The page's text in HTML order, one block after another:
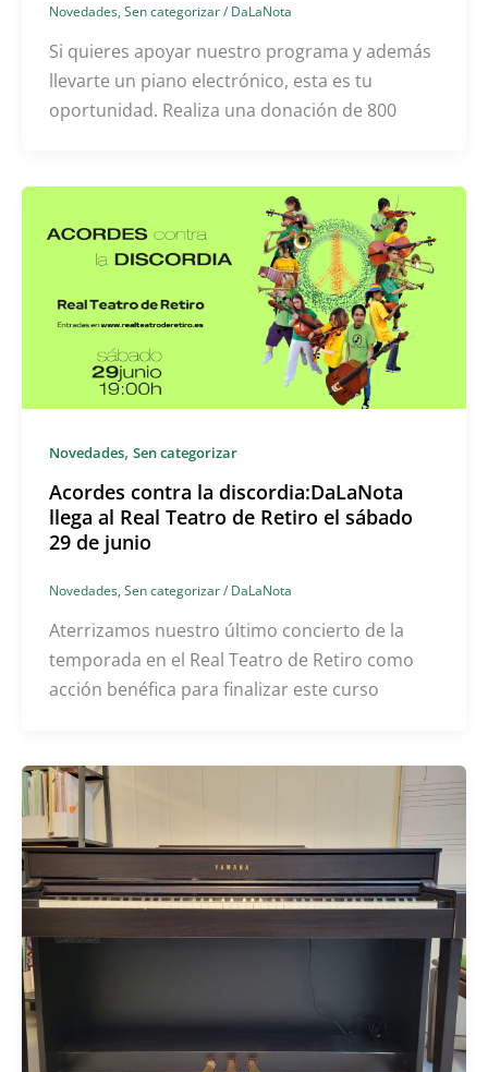
Novedades, Sen categorizar/ DaLaNota
Si quieres apoyar nuestro programa y además
llevarte un piano electrónico, esta es tu
oportunidad. Realiza una donación de 800
Novedades, Sen categorizar
Acordes contra la discordia:DaLaNota
llega al Real Teatro de Retiro el sábado
29 de junio
Novedades, Sen categorizar/ DaLaNota
Aterrizamos nuestro último concierto de la
temporada en el Real Teatro de Retiro como
acción benéfica para finalizar este curso